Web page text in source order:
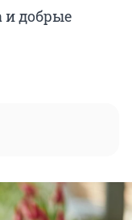
и добрые